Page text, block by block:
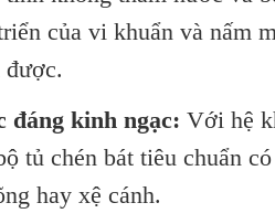
của vi khuẩn và nấm
đáng kinh ngạc: Với hệ
tủ chén bát tiêu chuẩn
hay xệ cánh.